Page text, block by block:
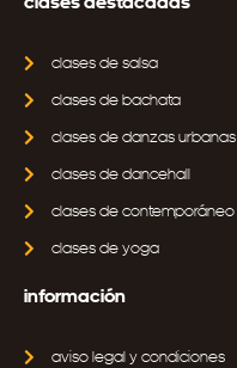
clases de salsa
clases de bachata
clases de danzas urbanas
clases de dancehall
clases de contemporáneo
clases de yoga
información
aviso legal y condiciones